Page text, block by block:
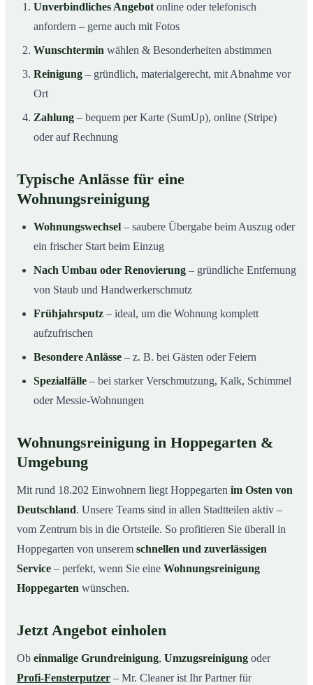
Unverbindliches Angebot online oder telefonisch
anfordern – gerne auch mit Fotos
Wunschtermin wählen & Besonderheiten abstimmen
Reinigung – gründlich, materialgerecht, mit Abnahme vor
Ort
Zahlung – bequem per Karte (SumUp), online (Stripe)
oder auf Rechnung
Typische Anlässe für eine
Wohnungsreinigung
Wohnungswechsel – saubere Übergabe beim Auszug oder
ein frischer Start beim Einzug
Nach Umbau oder Renovierung – gründliche Entfernung
von Staub und Handwerkerschmutz
Frühjahrsputz – ideal, um die Wohnung komplett
aufzufrischen
Besondere Anlässe – z. B. bei Gästen oder Feiern
Spezialfälle – bei starker Verschmutzung, Kalk, Schimmel
oder Messie-Wohnungen
Wohnungsreinigung in Hoppegarten &
Umgebung
Mit rund 18.202 Einwohnern liegt Hoppegarten im Osten von
Deutschland. Unsere Teams sind in allen Stadtteilen aktiv –
vom Zentrum bis in die Ortsteile. So profitieren Sie überall in
Hoppegarten von unserem schnellen und zuverlässigen
Service – perfekt, wenn Sie eine Wohnungsreinigung
Hoppegarten wünschen.
Jetzt Angebot einholen
Ob einmalige Grundreinigung, Umzugsreinigung oder
Profi-Fensterputzer – Mr. Cleaner ist Ihr Partner für